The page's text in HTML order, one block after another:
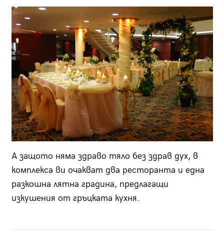
А защото няма здраво тяло без здрав дух, в
комплекса ви очакват два ресторанта и една
разкошна лятна градина, предлагащи
изкушения от гръцката кухня.